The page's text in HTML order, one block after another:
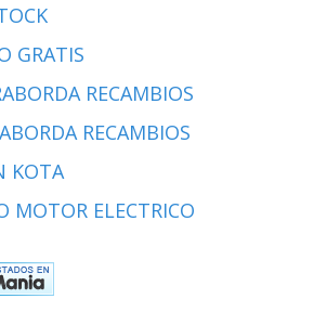
GRATIS
RECAMBIOS
RECAMBIOS
KOTA
MOTOR ELECTRICO